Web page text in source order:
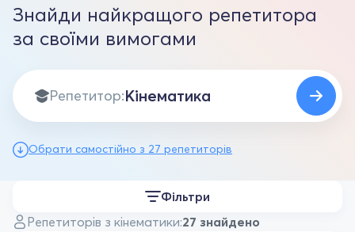
Знайди найкращого репетитора
за своїми вимогами
Репетитор:
Обрати самостійно з 27 репетиторів
Репетиторів з кінематики:27 знайдено
Фільтри